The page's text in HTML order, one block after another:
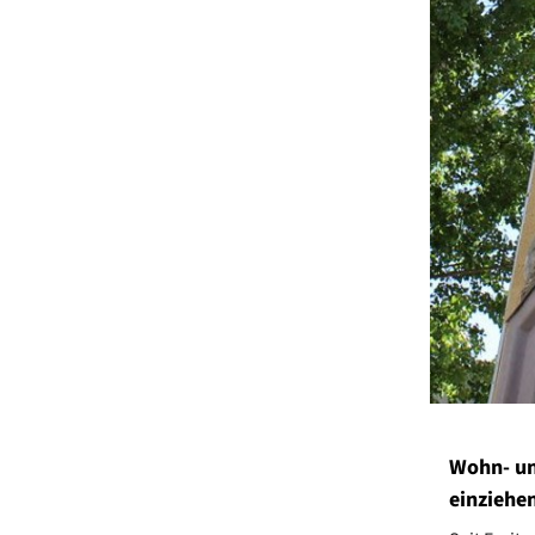
Wohn-